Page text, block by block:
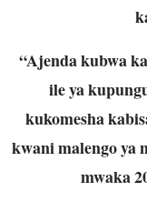
“Ajenda kubwa
ile ya
kukomesha
kwani malengo ya
mwaka